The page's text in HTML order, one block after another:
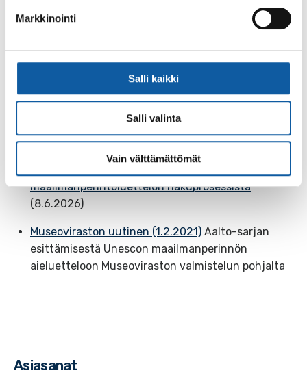
Markkinointi
Salli kaikki
Salli valinta
Vain välttämättömät
uutisoitiinsiitä, että maailmanperintökomitean
ICOMOS suosittaa Aalto Works -kokonaisuuden
nimeämistä maailmanperintöluetteloon.
Lue lisää
Paimion parantolan verkkosivujen uutinen
(23.6.2026)
maailmanperintöluettelon hakuprosessista
(8.6.2026)
Museoviraston uutinen (1.2.2021) Aalto-sarjan
esittämisestä Unescon maailmanperinnön
aieluetteloon Museoviraston valmistelun pohjalta
Asiasanat